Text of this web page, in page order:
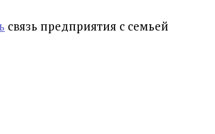
связь предприятия с семьей